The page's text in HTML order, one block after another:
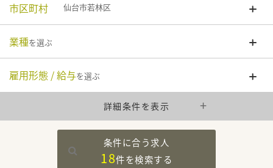
市区町村 仙台市若林区
業種を選ぶ
雇用形態 / 給与を選ぶ
詳細条件を表示
条件に合う求人
18件を検索する